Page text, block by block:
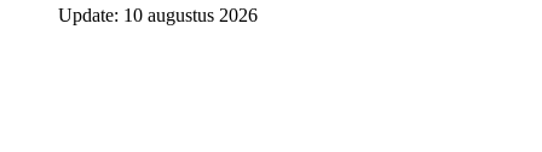
Update: 10 augustus 2026